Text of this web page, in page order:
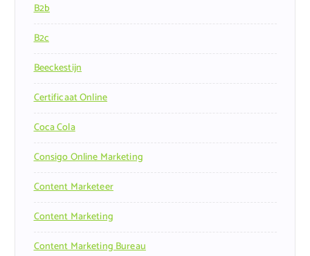
B2b
B2c
Beeckestijn
Certificaat Online
Coca Cola
Consigo Online Marketing
Content Marketeer
Content Marketing
Content Marketing Bureau